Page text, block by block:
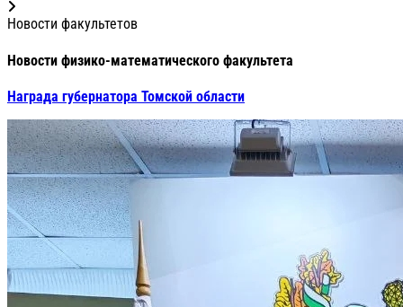
Новости факультетов
Новости физико-математического факультета
Награда губернатора Томской области